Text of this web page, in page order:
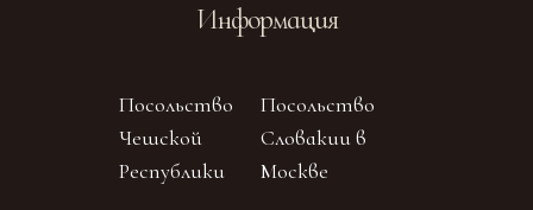
Информация
Посольство
Чешской
Республики
Посольство
Словакии в
Москве